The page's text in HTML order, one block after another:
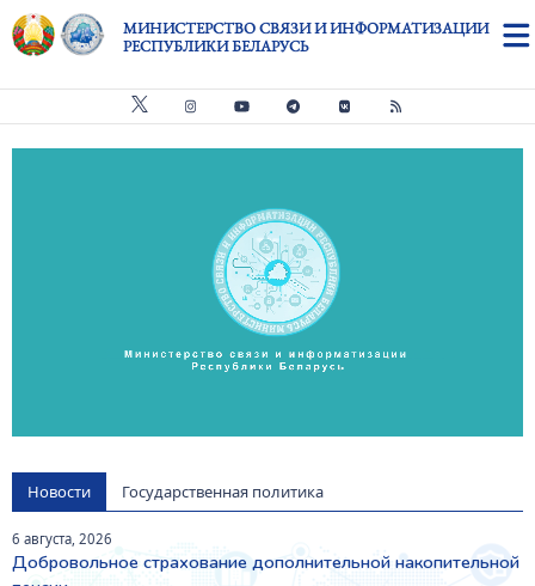
Перейти к основному содержанию
МИНИСТЕРСТВО СВЯЗИ И ИНФОРМАТИЗАЦИИ
РЕСПУБЛИКИ БЕЛАРУСЬ
Новости Государственная политика
6 августа, 2026
Добровольное страхование дополнительной накопительной